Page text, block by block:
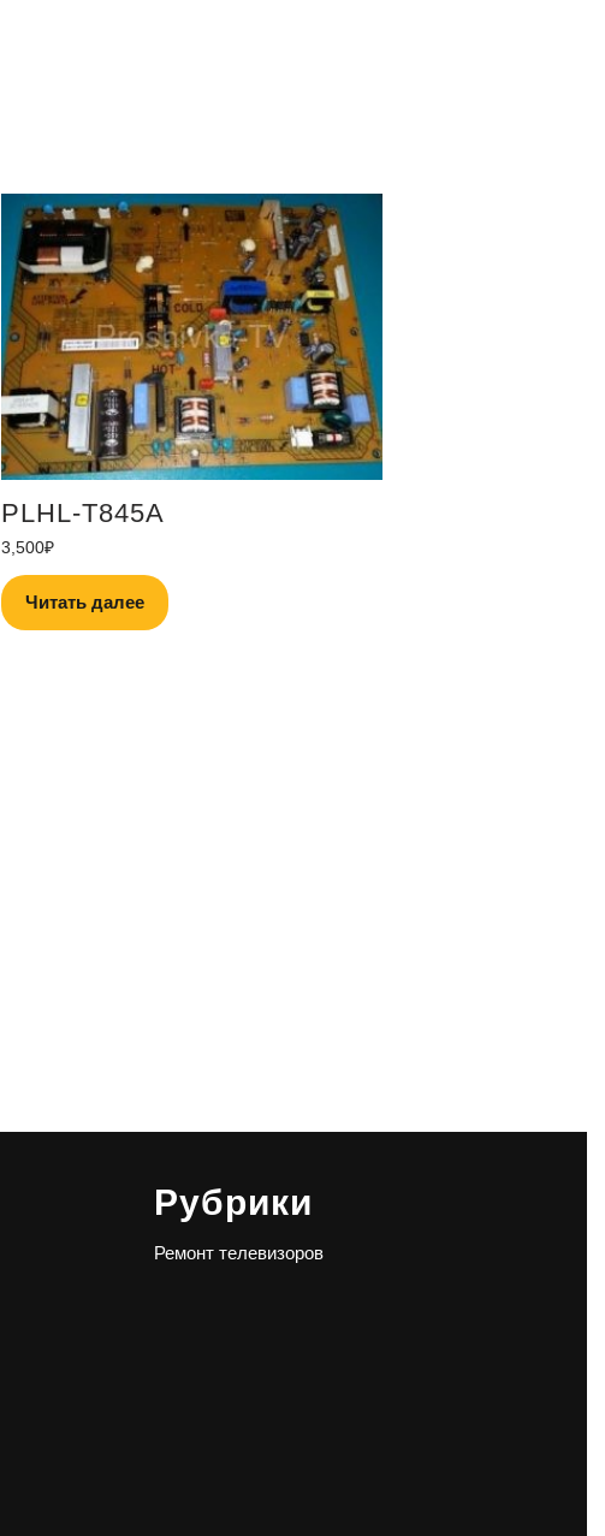
PLHL-T845A
3,500₽
Читать далее
Рубрики
Ремонт телевизоров